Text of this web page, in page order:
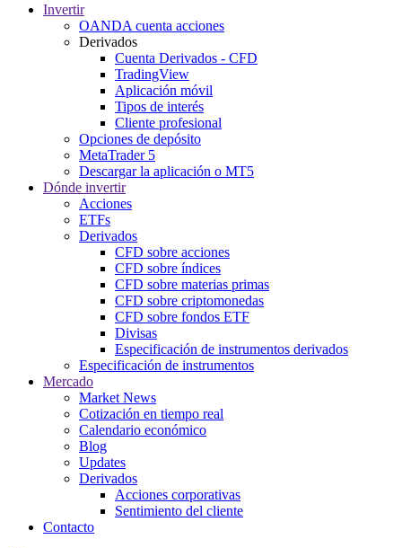
Invertir
OANDA cuenta acciones
Derivados
Cuenta Derivados - CFD
TradingView
Aplicación móvil
Tipos de interés
Cliente profesional
Opciones de depósito
MetaTrader 5
Descargar la aplicación o MT5
Dónde invertir
Acciones
ETFs
Derivados
CFD sobre acciones
CFD sobre índices
CFD sobre materias primas
CFD sobre criptomonedas
CFD sobre fondos ETF
Divisas
Especificación de instrumentos derivados
Especificación de instrumentos
Mercado
Market News
Cotización en tiempo real
Calendario económico
Blog
Updates
Derivados
Acciones corporativas
Sentimiento del cliente
Contacto